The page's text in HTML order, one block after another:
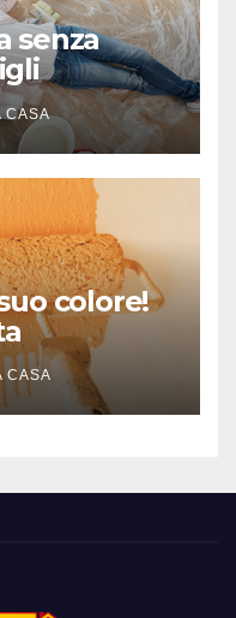
senza
CASA
colore!
CASA